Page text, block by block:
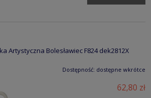
Artystyczna Bolesławiec F824 dek2812X
Dostępność: dostępne wkrótce
62,80 zł